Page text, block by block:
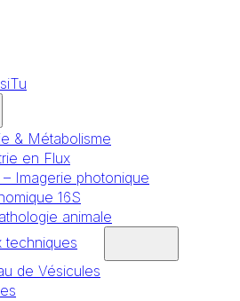
& Métabolisme
en Flux
– Imagerie photonique
16S
animale
techniques
de Vésicules